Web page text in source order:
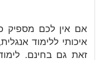
אם אין לכם מספיק
איכותי ללימוד